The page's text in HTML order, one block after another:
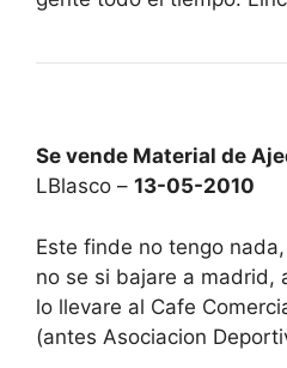
Se vende Material de
LBlasco – 13-05-2010
Este finde no tengo
no se si bajare a madrid,
lo llevare al Cafe
(antes Asociacion